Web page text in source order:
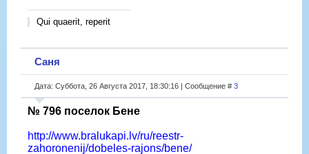
Qui quaerit, reperit
Саня
Дата: Суббота, 26 Августа 2017, 18:30:16 | Сообщение # 3
№ 796 поселок Бене
http://www.bralukapi.lv/ru/reestr-
zahoronenij/dobeles-rajons/bene/